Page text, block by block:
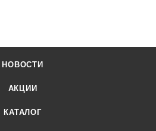
НОВОСТИ
АКЦИИ
КАТАЛОГ